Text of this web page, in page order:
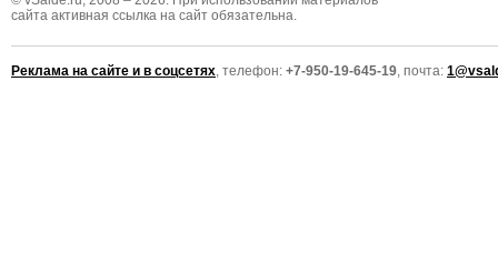
сайта активная ссылка на сайт обязательна.
Реклама на сайте и в соцсетях , телефон: +7-950-19-645-19 , почта: